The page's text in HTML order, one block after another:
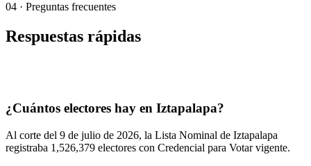
04 · Preguntas frecuentes
Respuestas rápidas
¿Cuántos electores hay en Iztapalapa?
Al corte del 9 de julio de 2026, la Lista Nominal de Iztapalapa
registraba 1,526,379 electores con Credencial para Votar vigente.